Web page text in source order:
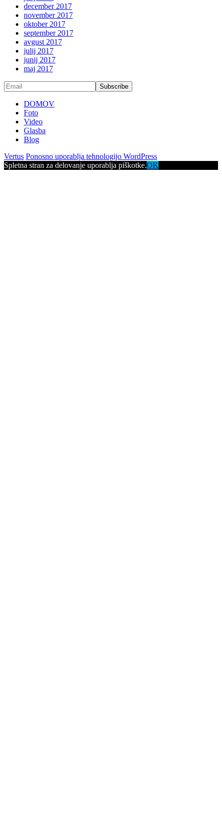
december 2017
november 2017
oktober 2017
september 2017
avgust 2017
julij 2017
junij 2017
maj 2017
DOMOV
Foto
Video
Glasba
Blog
Vertus Ponosno uporablja tehnologijo WordPress
Spletna stran za delovanje uporablja piškotke.OK